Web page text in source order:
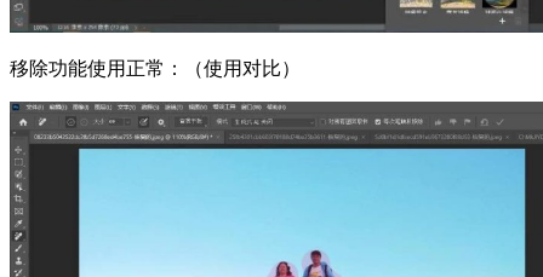
移除功能使用正常：（使用对比）